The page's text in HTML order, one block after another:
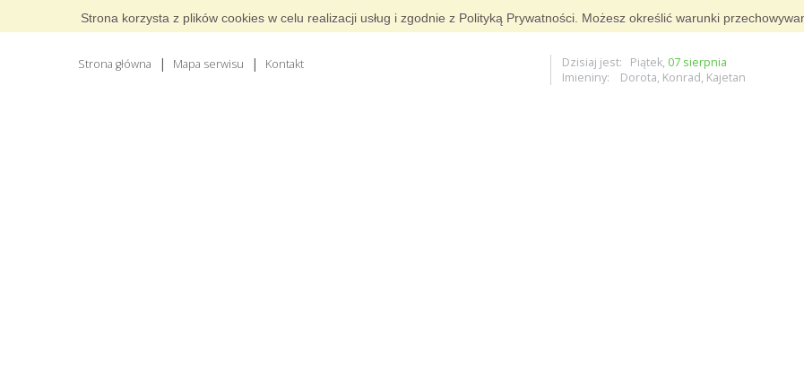
Strona korzysta z plików cookies w celu realizacji usług i zgodnie z Polityką Prywatności. Możesz określić warunki
Strona główna Mapa serwisu Kontakt Dzisiaj jest: Piątek, 07 sierpnia
Imieniny: Dorota, Konrad, Kajetan